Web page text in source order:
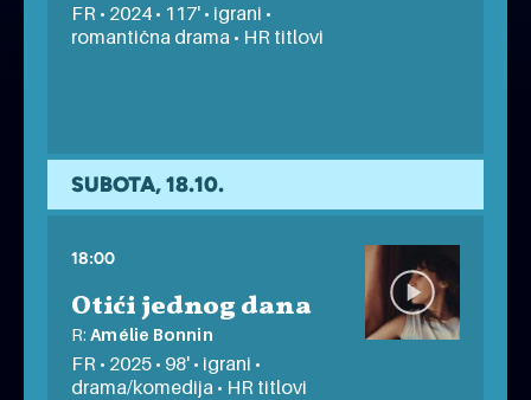
FR • 2024 • 117' • igrani •
romantična drama • HR titlovi
RENDEZ-VOUS AU CINEMA 2025.
SUBOTA, 18.10.
18:00
Otići jednog dana
R:Amélie Bonnin
FR • 2025 • 98' • igrani •
drama/komedija • HR titlovi